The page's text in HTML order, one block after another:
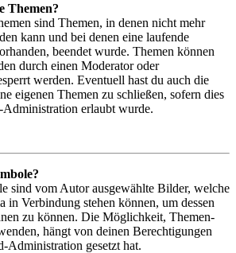
Themen?
sind Themen, in denen nicht mehr
kann und bei denen eine laufende
beendet wurde. Themen können
durch einen Moderator oder
werden. Eventuell hast du auch die
eigenen Themen zu schließen, sofern dies
erlaubt wurde.
sind vom Autor ausgewählte Bilder, welche
in Verbindung stehen können, um dessen
zu können. Die Möglichkeit, Themen-
hängt von deinen Berechtigungen
Administration gesetzt hat.